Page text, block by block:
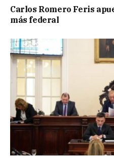
Carlos Romero Feris
más federal